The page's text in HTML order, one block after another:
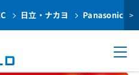
日立・ナカヨ Panasonic >